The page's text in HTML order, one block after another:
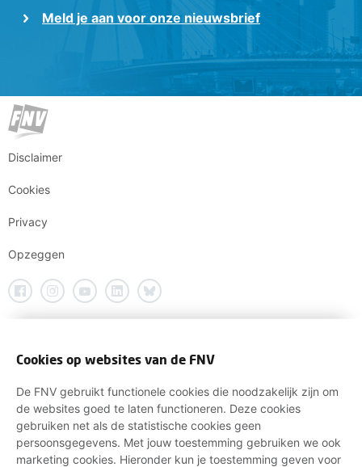
Meld je aan voor onze nieuwsbrief
Disclaimer
Cookies
Privacy
Opzeggen
Cookies op websites van de FNV
De FNV gebruikt functionele cookies die noodzakelijk zijn om
de websites goed te laten functioneren. Deze cookies
gebruiken net als de statistische cookies geen
persoonsgegevens. Met jouw toestemming gebruiken we ook
marketing cookies. Hieronder kun je toestemming geven voor